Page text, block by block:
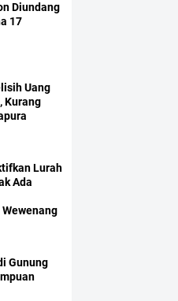
Diundang
17
Uang
Kurang
Lurah
Ada
Gunung